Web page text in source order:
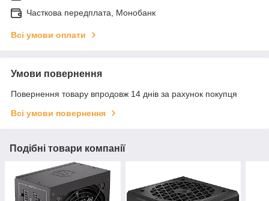
Часткова передплата, Монобанк
Всі умови оплати
Умови повернення
Повернення товару впродовж 14 днів за рахунок покупця
Всі умови повернення
Подібні товари компанії